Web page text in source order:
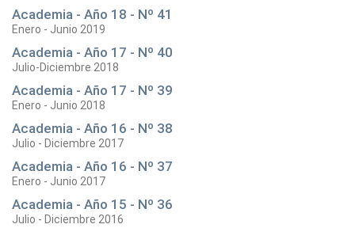
Academia - Año 18 - Nº 41
Enero - Junio 2019
Academia - Año 17 - Nº 40
Julio-Diciembre 2018
Academia - Año 17 - Nº 39
Enero - Junio 2018
Academia - Año 16 - Nº 38
Julio - Diciembre 2017
Academia - Año 16 - Nº 37
Enero - Junio 2017
Academia - Año 15 - Nº 36
Julio - Diciembre 2016